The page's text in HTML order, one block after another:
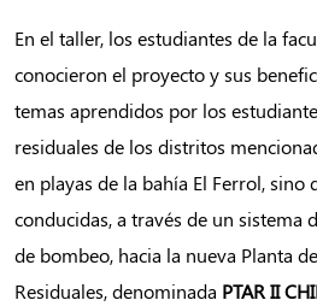
En el taller, los estudiantes de la
conocieron el proyecto y sus
temas aprendidos por los
residuales de los distritos
en playas de la bahía El Ferrol, sino
conducidas, a través de un sistema
de bombeo, hacia la nueva Planta
Residuales, denominada PTAR II